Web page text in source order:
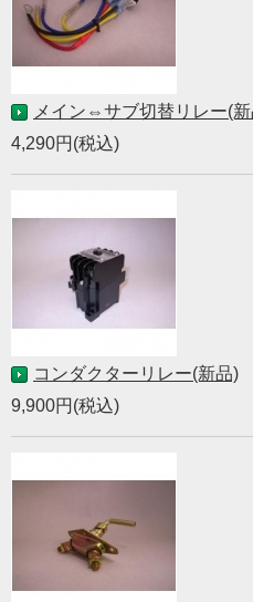
メイン⇔サブ切替リレー(
4,290円(税込)
コンダクターリレー(新品)
9,900円(税込)